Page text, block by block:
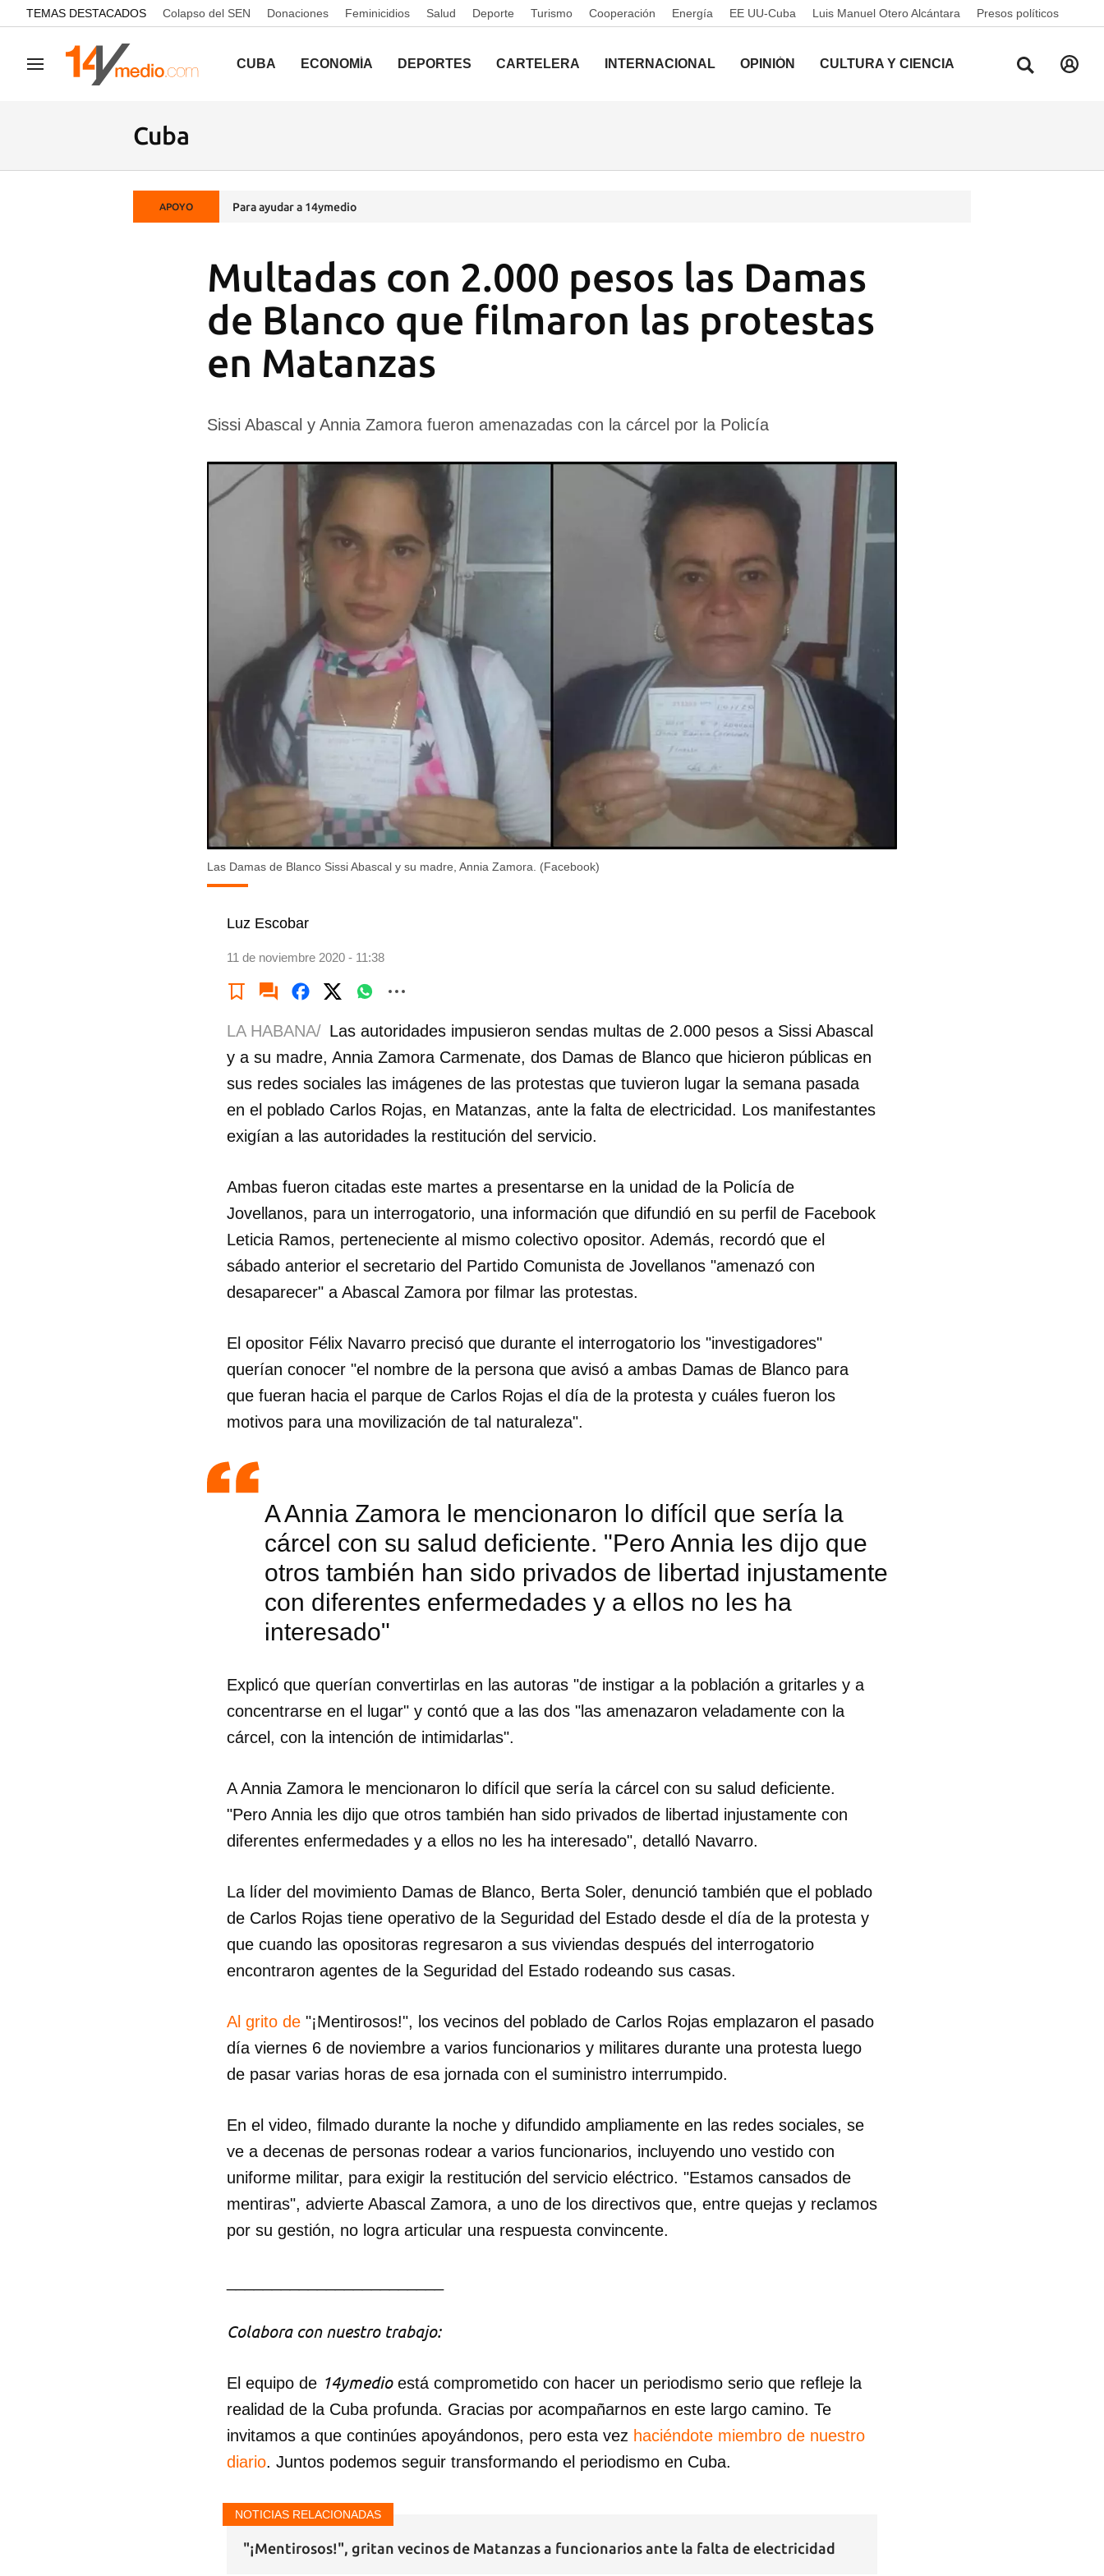
common.go-to-content
TEMAS DESTACADOS Colapso del SEN Donaciones Feminicidios Salud Deporte Turismo Cooperación Energía EE UU-Cuba Luis Manuel Otero Alcántara Presos políticos
Navegación CUBA ECONOMÍA DEPORTES CARTELERA INTERNACIONAL OPINIÓN CULTURA Y CIENCIA
Cuba
APOYO Para ayudar a 14ymedio
Multadas con 2.000 pesos las Damas
de Blanco que filmaron las protestas
en Matanzas
Sissi Abascal y Annia Zamora fueron amenazadas con la cárcel por la Policía
Las Damas de Blanco Sissi Abascal y su madre, Annia Zamora. (Facebook)
Luz Escobar
11 de noviembre 2020 - 11:38
Guardar como favorito
Para poder guardar como favorito, primero has de iniciar sesión con tu
LA HABANA/ Las autoridades impusieron sendas multas de 2.000 pesos a Sissi Abascal
y a su madre, Annia Zamora Carmenate, dos Damas de Blanco que hicieron públicas en
sus redes sociales las imágenes de las protestas que tuvieron lugar la semana pasada
en el poblado Carlos Rojas, en Matanzas, ante la falta de electricidad. Los manifestantes
exigían a las autoridades la restitución del servicio.
Ambas fueron citadas este martes a presentarse en la unidad de la Policía de
Jovellanos, para un interrogatorio, una información que difundió en su perfil de Facebook
Leticia Ramos, perteneciente al mismo colectivo opositor. Además, recordó que el
sábado anterior el secretario del Partido Comunista de Jovellanos "amenazó con
desaparecer" a Abascal Zamora por filmar las protestas.
El opositor Félix Navarro precisó que durante el interrogatorio los "investigadores"
querían conocer "el nombre de la persona que avisó a ambas Damas de Blanco para
que fueran hacia el parque de Carlos Rojas el día de la protesta y cuáles fueron los
motivos para una movilización de tal naturaleza".
A Annia Zamora le mencionaron lo difícil que sería la
cárcel con su salud deficiente. "Pero Annia les dijo que
otros también han sido privados de libertad injustamente
con diferentes enfermedades y a ellos no les ha
interesado"
Explicó que querían convertirlas en las autoras "de instigar a la población a gritarles y a
concentrarse en el lugar" y contó que a las dos "las amenazaron veladamente con la
cárcel, con la intención de intimidarlas".
A Annia Zamora le mencionaron lo difícil que sería la cárcel con su salud deficiente.
"Pero Annia les dijo que otros también han sido privados de libertad injustamente con
diferentes enfermedades y a ellos no les ha interesado", detalló Navarro.
La líder del movimiento Damas de Blanco, Berta Soler, denunció también que el poblado
de Carlos Rojas tiene operativo de la Seguridad del Estado desde el día de la protesta y
que cuando las opositoras regresaron a sus viviendas después del interrogatorio
encontraron agentes de la Seguridad del Estado rodeando sus casas.
Al grito de "¡Mentirosos!", los vecinos del poblado de Carlos Rojas emplazaron el pasado
día viernes 6 de noviembre a varios funcionarios y militares durante una protesta luego
de pasar varias horas de esa jornada con el suministro interrumpido.
En el video, filmado durante la noche y difundido ampliamente en las redes sociales, se
ve a decenas de personas rodear a varios funcionarios, incluyendo uno vestido con
uniforme militar, para exigir la restitución del servicio eléctrico. "Estamos cansados de
mentiras", advierte Abascal Zamora, a uno de los directivos que, entre quejas y reclamos
por su gestión, no logra articular una respuesta convincente.
Colabora con nuestro trabajo:
El equipo de 14ymedioestá comprometido con hacer un periodismo serio que refleje la
realidad de la Cuba profunda. Gracias por acompañarnos en este largo camino. Te
invitamos a que continúes apoyándonos, pero esta vez haciéndote miembro de nuestro
diario. Juntos podemos seguir transformando el periodismo en Cuba.
NOTICIAS RELACIONADAS
"¡Mentirosos!", gritan vecinos de Matanzas a funcionarios ante la falta de electricidad